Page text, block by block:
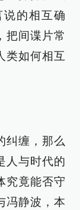
的相互确
把间谍片常
类如何相互
纠缠，那么
人与时代的
究竟能否守
冯静波，本